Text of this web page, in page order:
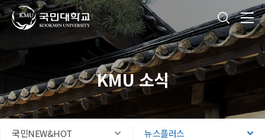
주메뉴 바로가기
본문내용 바로가기
푸터 바로가기
국민대학교
KMU 소식
국민NEW&HOT 뉴스플러스